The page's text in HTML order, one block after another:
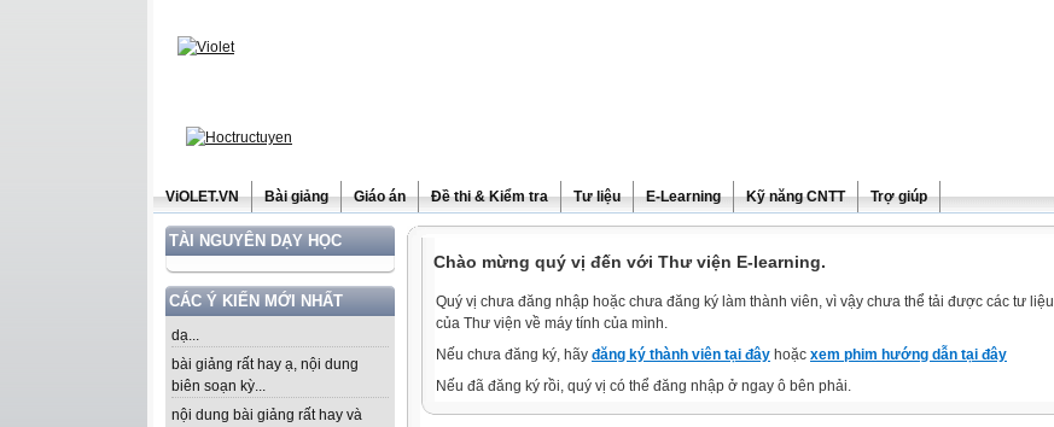
ViOLET.VN Bài giảng Giáo án Đề thi & Kiểm tra Tư liệu E-Learning Kỹ năng CNTT Trợ giúp
TÀI NGUYÊN DẠY HỌC
CÁC Ý KIẾN MỚI NHẤT
dạ...
bài giảng rất hay ạ, nội dung
biên soạn kỳ...
nội dung bài giảng rất hay và
Chào mừng quý vị đến với Thư viện E-learning.
Quý vị chưa đăng nhập hoặc chưa đăng ký làm thành viên, vì vậy chưa thể tải được các tư liệu
của Thư viện về máy tính của mình.
Nếu chưa đăng ký, hãy đăng ký thành viên tại đây hoặc xem phim hướng dẫn tại đây
Nếu đã đăng ký rồi, quý vị có thể đăng nhập ở ngay ô bên phải.